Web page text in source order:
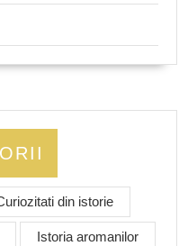
din istorie
Istoria aromanilor